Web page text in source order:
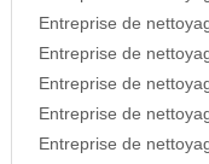
Entreprise de
Entreprise de
Entreprise de
Entreprise de
Entreprise de